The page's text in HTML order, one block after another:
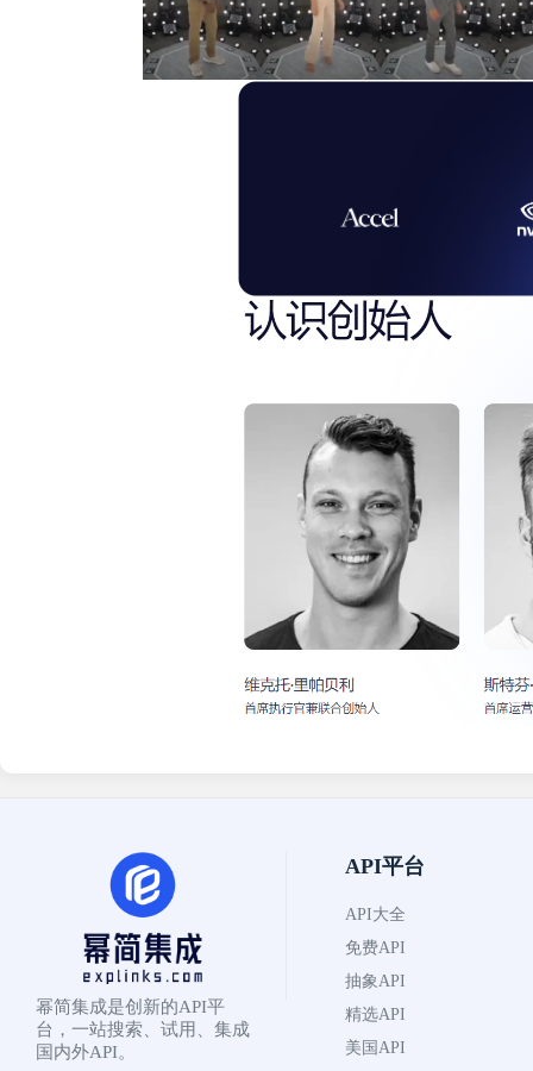
幂简集成是创新的API平
台，一站搜索、试用、集成
国内外API。
API平台
API大全
免费API
抽象API
精选API
美国API